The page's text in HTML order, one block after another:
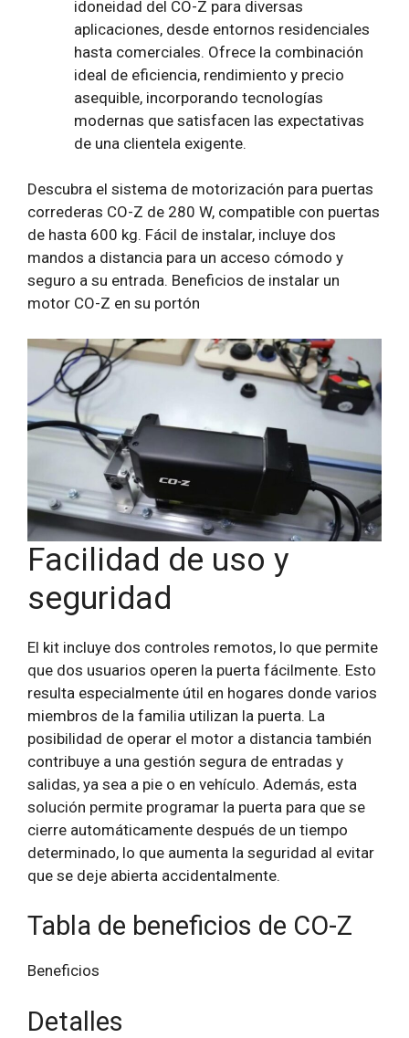
idoneidad del CO-Z para diversas
aplicaciones, desde entornos residenciales
hasta comerciales. Ofrece la combinación
ideal de eficiencia, rendimiento y precio
asequible, incorporando tecnologías
modernas que satisfacen las expectativas
de una clientela exigente.
Descubra el sistema de motorización para puertas
correderas CO-Z de 280 W, compatible con puertas
de hasta 600 kg. Fácil de instalar, incluye dos
mandos a distancia para un acceso cómodo y
seguro a su entrada. Beneficios de instalar un
motor CO-Z en su portón
Facilidad de uso y
seguridad
El kit incluye dos controles remotos, lo que permite
que dos usuarios operen la puerta fácilmente. Esto
resulta especialmente útil en hogares donde varios
miembros de la familia utilizan la puerta. La
posibilidad de operar el motor a distancia también
contribuye a una gestión segura de entradas y
salidas, ya sea a pie o en vehículo. Además, esta
solución permite programar la puerta para que se
cierre automáticamente después de un tiempo
determinado, lo que aumenta la seguridad al evitar
que se deje abierta accidentalmente.
Tabla de beneficios de CO-Z
Beneficios
Detalles